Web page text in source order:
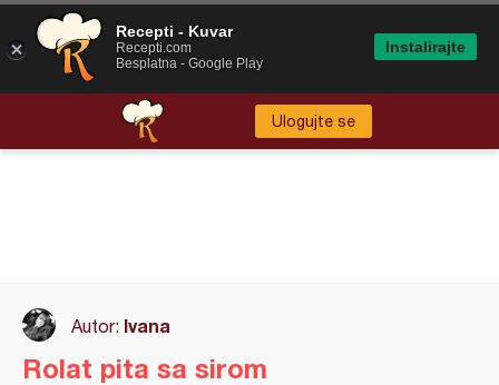
Ulogujte se
Autor: Ivana
Rolat pita sa sirom
Recepti - Kuvar
Recepti.com
Besplatna - Google Play
Instalirajte